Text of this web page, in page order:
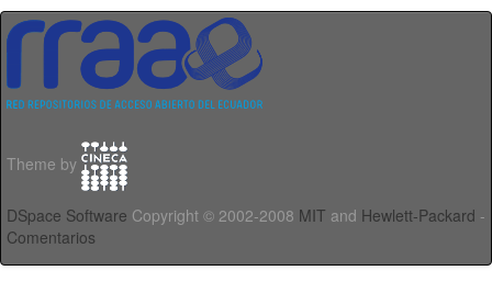
Theme by
DSpace Software Copyright © 2002-2008 MIT and Hewlett-Packard -
Comentarios